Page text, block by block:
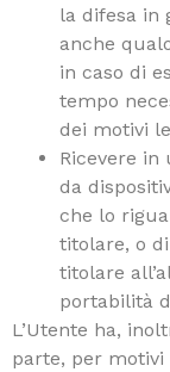
la difesa in
anche
in caso di
tempo
dei motivi
Ricevere
da
che lo
titolare, o
titolare
portabilità
L’Utente ha,
parte, per